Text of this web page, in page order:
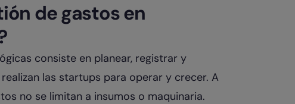
de gastos en
consiste en planear, registrar y
las startups para operar y crecer. A
no se limitan a insumos o maquinaria.